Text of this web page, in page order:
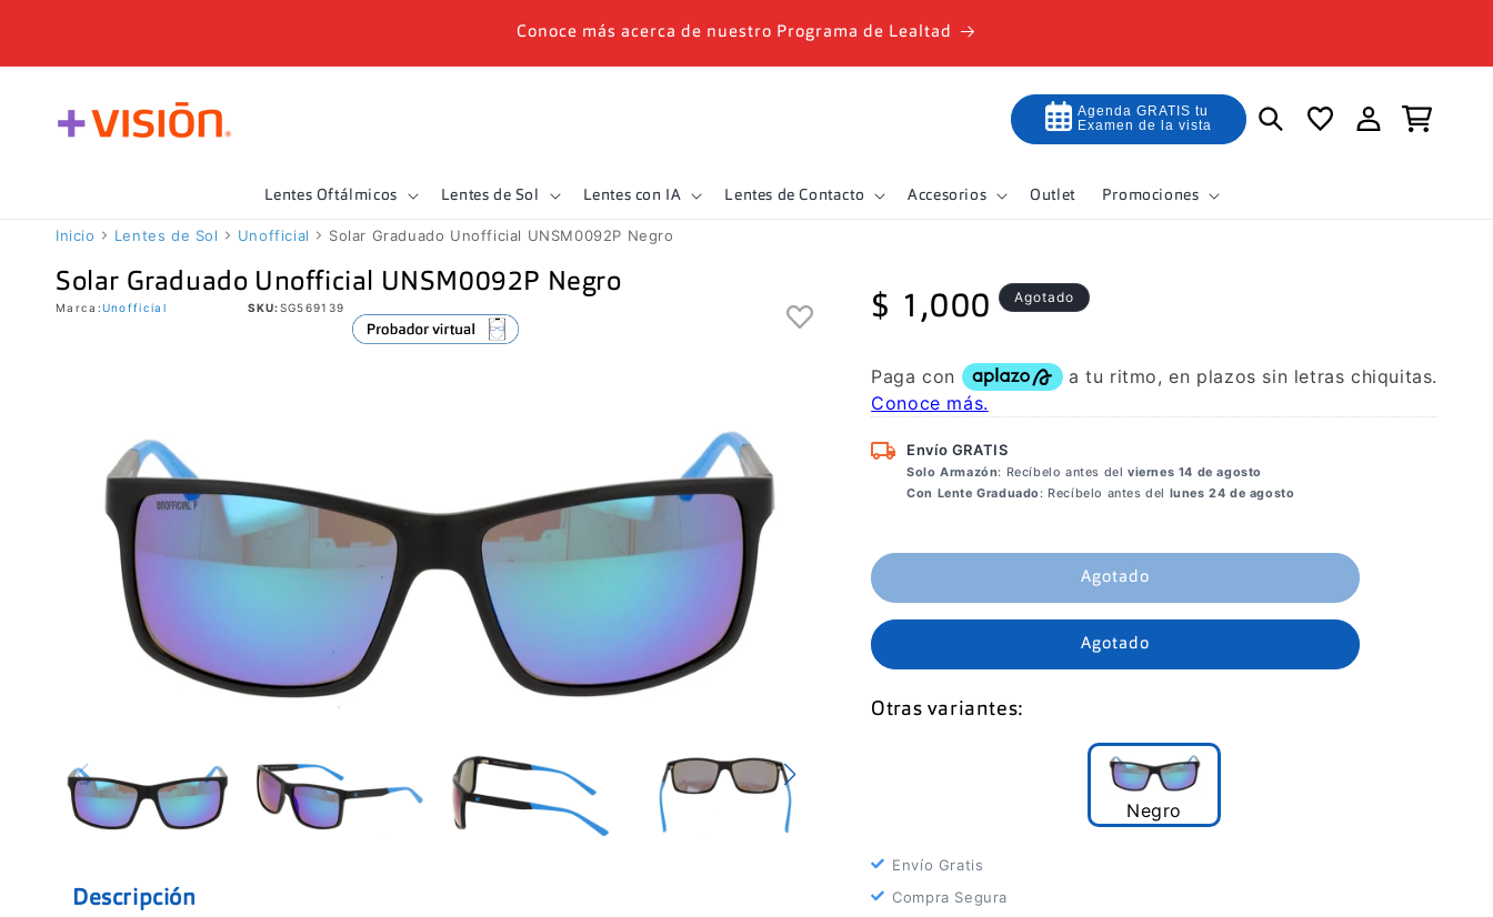
Conoce más acerca de nuestro Programa de Lealtad
Lentes Oftálmicos Lentes de Sol Lentes con IA Lentes de Contacto Accesorios Outlet Promociones
Agenda GRATIS tu
Examen de la vista
Iniciar
sesión
Carrito
Inicio Lentes de Sol Unofficial Solar Graduado Unofficial UNSM0092P Negro
Solar Graduado Unofficial UNSM0092P Negro
Marca:Unofficial SKU:SG569139
Descripción
Precio
habitual
$ 1,000 Agotado
Envío GRATIS
Solo Armazón: Recíbelo antes del viernes 14 de agosto
Con Lente Graduado: Recíbelo antes del lunes 24 de agosto
Agotado
Agotado
Otras variantes:
Negro
Envío Gratis
Compra Segura